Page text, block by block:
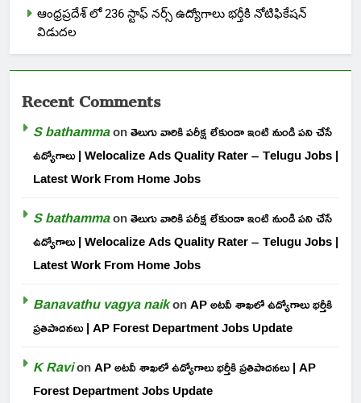
ఆంధ్రప్రదేశ్ లో 236 స్టాఫ్ నర్స్ ఉద్యోగాలు భర్తీకి నోటిఫికేషన్
విడుదల
Recent Comments
S bathammaonతెలుగు వారికి పరీక్ష లేకుండా ఇంటి నుండి పని చేసే
ఉద్యోగాలు | Welocalize Ads Quality Rater – Telugu Jobs |
Latest Work From Home Jobs
S bathammaonతెలుగు వారికి పరీక్ష లేకుండా ఇంటి నుండి పని చేసే
ఉద్యోగాలు | Welocalize Ads Quality Rater – Telugu Jobs |
Latest Work From Home Jobs
Banavathu vagya naikonAP అటవీ శాఖలో ఉద్యోగాలు భర్తీకి
ప్రతిపాదనలు | AP Forest Department Jobs Update
K RavionAP అటవీ శాఖలో ఉద్యోగాలు భర్తీకి ప్రతిపాదనలు | AP
Forest Department Jobs Update